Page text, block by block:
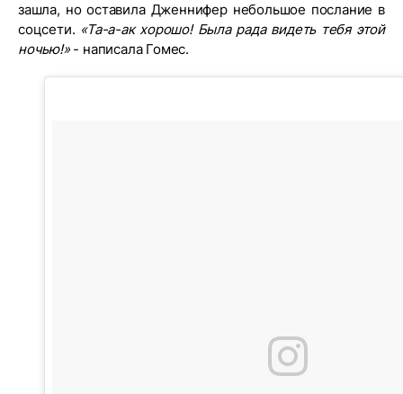
зашла, но оставила Дженнифер небольшое послание в
соцсети. «Та-а-ак хорошо! Была рада видеть тебя этой
ночью!»- написала Гомес.